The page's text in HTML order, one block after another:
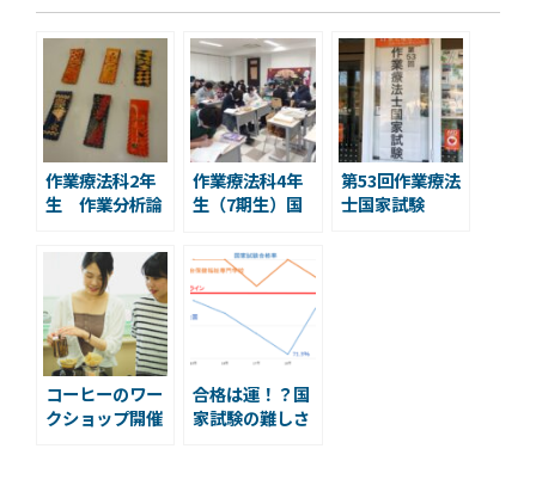
作業療法科2年
生 作業分析論
作業療法科4年
生（7期生）国
第53回作業療法
士国家試験
コーヒーのワー
クショップ開催
合格は運！？国
家試験の難しさ